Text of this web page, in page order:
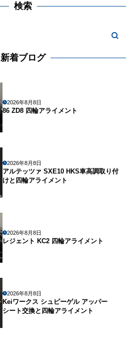
検索
新着ブログ
2026年8月8日
86 ZD8 四輪アライメント
2026年8月8日
アルテッツァ SXE10 HKS車高調取り付
けと四輪アライメント
2026年8月8日
レジェント KC2 四輪アライメント
2026年8月8日
Keiワークス シュピーゲル アッパー
シート交換と四輪アライメント